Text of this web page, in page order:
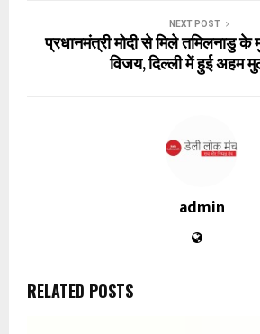
NEXT POST
प्रधानमंत्री मोदी से मिले तमिलनाडु के
विजय, दिल्ली में हुई अहम
admin
RELATED POSTS